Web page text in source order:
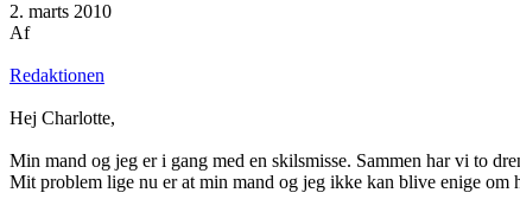
2. marts 2010
Af
Redaktionen
Hej Charlotte,
Min mand og jeg er i gang med en skilsmisse. Sammen har vi to
Mit problem lige nu er at min mand og jeg ikke kan blive enige om